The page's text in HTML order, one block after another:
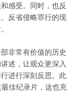
感受。同时，也反
反省侵略罪行的现
非常有价值的历史
述，让观众更深入
进行深刻反思。此
佳纪录片，这也充